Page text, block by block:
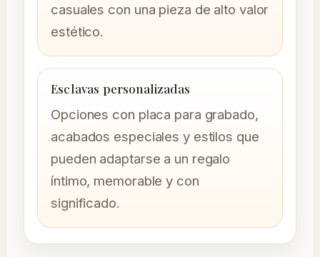
casuales con una pieza de alto valor
estético.
Esclavas personalizadas
Opciones con placa para grabado,
acabados especiales y estilos que
pueden adaptarse a un regalo
íntimo, memorable y con
significado.